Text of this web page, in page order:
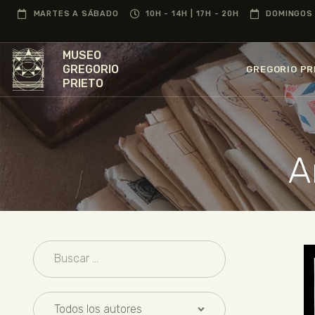
MARTES A SÁBADO 10H - 14H | 17H - 20H
MUSEO
GREGORIO
PRIETO
GREGORIO